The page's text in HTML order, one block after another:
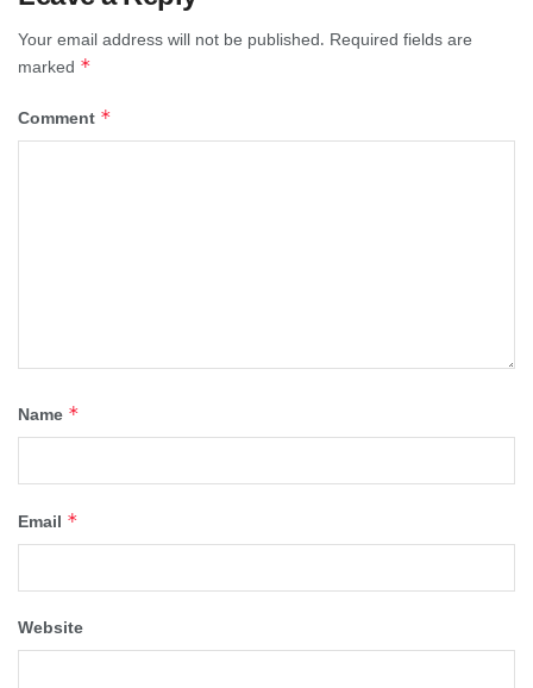
Your email address will not be published. Required fields are
marked *
Comment *
Name *
Email *
Website